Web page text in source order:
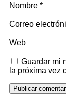
Nombre *
Correo
Web
Guardar mi
la próxima vez